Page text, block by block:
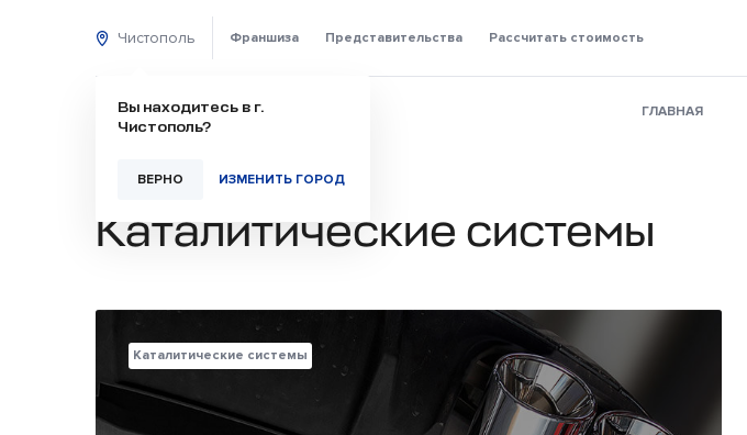
Чистополь
Вы находитесь в г.
Чистополь?
ВЕРНО ИЗМЕНИТЬ ГОРОД
Франшиза Представительства Рассчитать стоимость
ГЛАВНАЯ
Каталитические системы
Каталитические системы